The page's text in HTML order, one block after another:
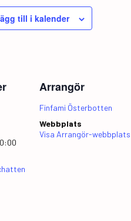
till i kalender
Arrangör
Finfami Österbotten
Webbplats
Visa Arrangör-webbplats